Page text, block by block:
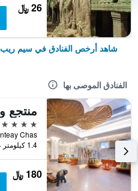
26 ﷼
شاهد أرخص الفنادق في سيم ريب
الفنادق الموصى بها
5 نجوم
1.4 كيلومتر عن وسط المدينة
180 ﷼